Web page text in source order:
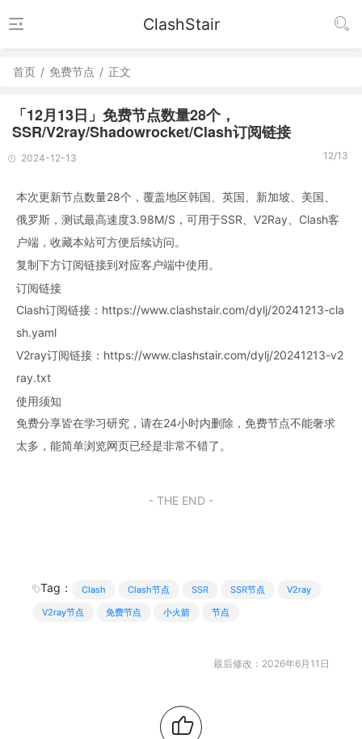
ClashStair
首页 / 免费节点 / 正文
「12月13日」免费节点数量28个，
SSR/V2ray/Shadowrocket/Clash订阅链接
2024-12-13 12/13
本次更新节点数量28个，覆盖地区韩国、英国、新加坡、美国、
俄罗斯，测试最高速度3.98M/S，可用于SSR、V2Ray、Clash客
户端，收藏本站可方便后续访问。
复制下方订阅链接到对应客户端中使用。
订阅链接
Clash订阅链接：https://www.clashstair.com/dylj/20241213-cla
sh.yaml
V2ray订阅链接：https://www.clashstair.com/dylj/20241213-v2
ray.txt
使用须知
免费分享皆在学习研究，请在24小时内删除，免费节点不能奢求
太多，能简单浏览网页已经是非常不错了。
- THE END -
Tag： Clash Clash节点 SSR SSR节点
V2ray
V2ray节点
免费节点 小火箭 节点
最后修改：2026年6月11日